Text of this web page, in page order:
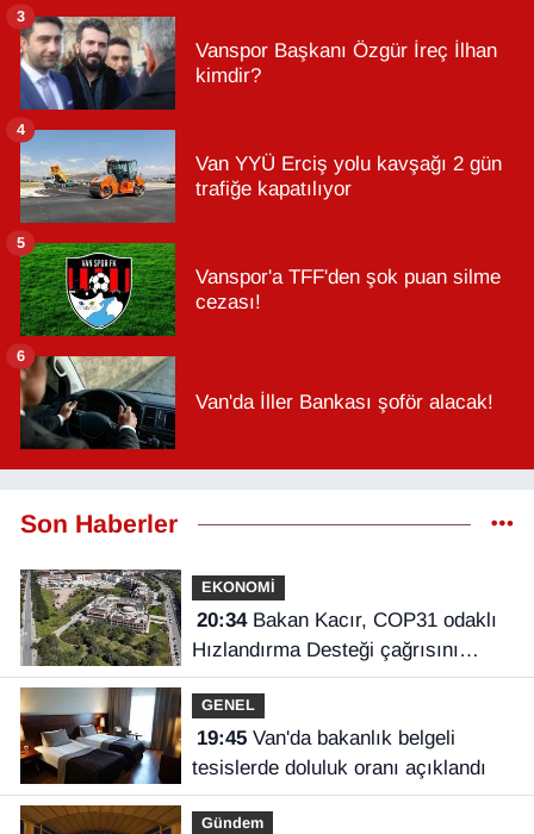
Vanspor Başkanı Özgür İreç İlhan
kimdir?
3
Van YYÜ Erciş yolu kavşağı 2 gün
trafiğe kapatılıyor
4
Vanspor'a TFF'den şok puan silme
cezası!
5
Van'da İller Bankası şoför alacak!
6
Son Haberler
EKONOMİ
20:34Bakan Kacır, COP31 odaklı
Hızlandırma Desteği çağrısını
açıkladı
GENEL
19:45Van'da bakanlık belgeli
tesislerde doluluk oranı açıklandı
Gündem